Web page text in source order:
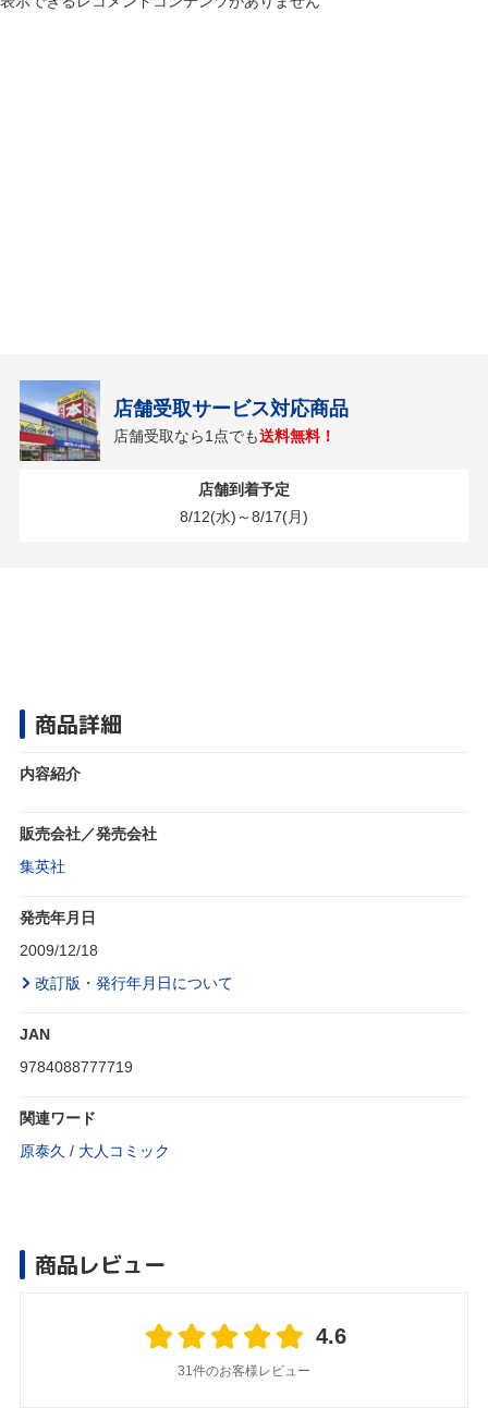
店舗受取サービス対応商品
店舗受取なら1点でも送料無料！
店舗到着予定
8/12(水)～8/17(月)
商品詳細
内容紹介
販売会社／発売会社
集英社
発売年月日
2009/12/18
改訂版・発行年月日について
JAN
9784088777719
関連ワード
原泰久 / 大人コミック
商品レビュー
4.6
31件のお客様レビュー